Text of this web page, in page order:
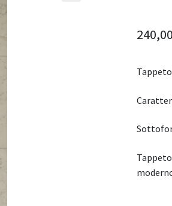
Piumino
240,00